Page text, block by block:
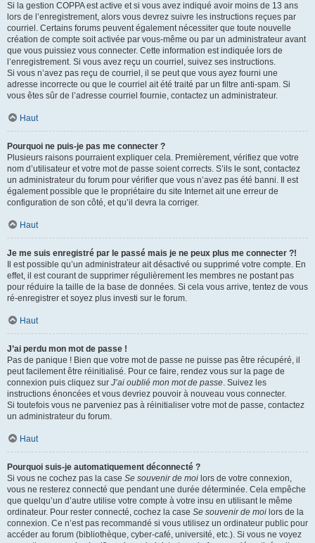
Si la gestion COPPA est active et si vous avez indiqué avoir moins de 13 ans
lors de l’enregistrement, alors vous devrez suivre les instructions reçues par
courriel. Certains forums peuvent également nécessiter que toute nouvelle
création de compte soit activée par vous-même ou par un administrateur avant
que vous puissiez vous connecter. Cette information est indiquée lors de
l’enregistrement. Si vous avez reçu un courriel, suivez ses instructions.
Si vous n’avez pas reçu de courriel, il se peut que vous ayez fourni une
adresse incorrecte ou que le courriel ait été traité par un filtre anti-spam. Si
vous êtes sûr de l’adresse courriel fournie, contactez un administrateur.
Haut
Pourquoi ne puis-je pas me connecter ?
Plusieurs raisons pourraient expliquer cela. Premièrement, vérifiez que votre
nom d’utilisateur et votre mot de passe soient corrects. S’ils le sont, contactez
un administrateur du forum pour vérifier que vous n’avez pas été banni. Il est
également possible que le propriétaire du site Internet ait une erreur de
configuration de son côté, et qu’il devra la corriger.
Haut
Je me suis enregistré par le passé mais je ne peux plus me connecter ?!
Il est possible qu’un administrateur ait désactivé ou supprimé votre compte. En
effet, il est courant de supprimer régulièrement les membres ne postant pas
pour réduire la taille de la base de données. Si cela vous arrive, tentez de vous
ré-enregistrer et soyez plus investi sur le forum.
Haut
J’ai perdu mon mot de passe !
Pas de panique ! Bien que votre mot de passe ne puisse pas être récupéré, il
peut facilement être réinitialisé. Pour ce faire, rendez vous sur la page de
connexion puis cliquez sur J’ai oublié mon mot de passe. Suivez les
instructions énoncées et vous devriez pouvoir à nouveau vous connecter.
Si toutefois vous ne parveniez pas à réinitialiser votre mot de passe, contactez
un administrateur du forum.
Haut
Pourquoi suis-je automatiquement déconnecté ?
Si vous ne cochez pas la case Se souvenir de moi lors de votre connexion,
vous ne resterez connecté que pendant une durée déterminée. Cela empêche
que quelqu’un d’autre utilise votre compte à votre insu en utilisant le même
ordinateur. Pour rester connecté, cochez la case Se souvenir de moi lors de la
connexion. Ce n’est pas recommandé si vous utilisez un ordinateur public pour
accéder au forum (bibliothèque, cyber-café, université, etc.). Si vous ne voyez